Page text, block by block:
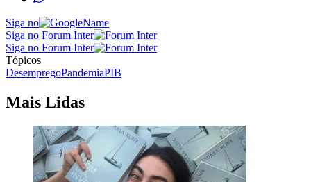
Siga no
Siga no Forum Inter
Siga no Forum Inter
Tópicos
DesempregoPandemiaPIB
Mais Lidas